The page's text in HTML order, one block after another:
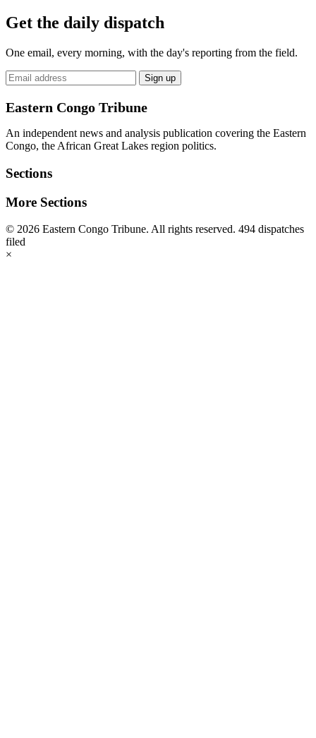
Get the daily dispatch
One email, every morning, with the day's reporting from the field.
Email
address
Sign up
Eastern Congo Tribune
An independent news and analysis publication covering the Eastern
Congo, the African Great Lakes region politics.
Sections
More Sections
© 2026 Eastern Congo Tribune. All rights reserved. 494 dispatches
filed
×